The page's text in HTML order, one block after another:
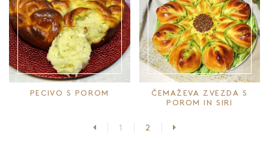
PECIVO S POROM
ČEMAŽEVA ZVEZDA S
POROM IN SIRI
Prejšnja stran
1 2 Naslednja stran